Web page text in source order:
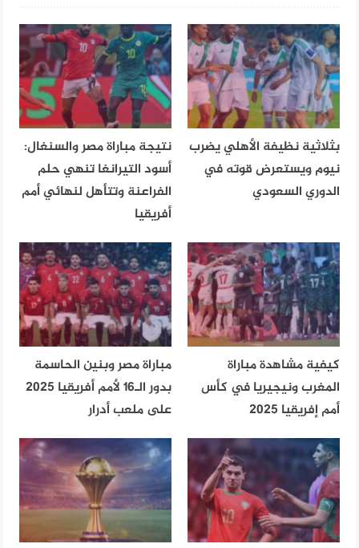
بثلاثية نظيفة الأهلي يضرب
نيوم ويستعرض قوته في
الدوري السعودي
نتيجة مباراة مصر والسنغال:
أسود التيرانغا تنهي حلم
الفراعنة وتتأهل لنهائي أمم
أفريقيا
كيفية مشاهدة مباراة
المغرب ونيجيريا في كأس
أمم إفريقيا 2025
مباراة مصر وبنين الحاسمة
بدور الـ16 لأمم أفريقيا 2025
على ملعب أدرار